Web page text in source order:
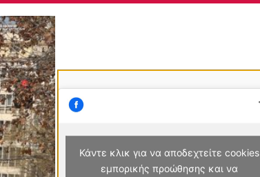
Κάντε κλικ για να αποδεχτείτε cookies
εμπορικής προώθησης και να